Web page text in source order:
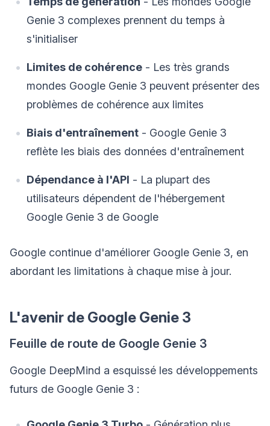
Genie 3 complexes prennent du temps à
s'initialiser
Limites de cohérence - Les très grands
mondes Google Genie 3 peuvent présenter des
problèmes de cohérence aux limites
Biais d'entraînement - Google Genie 3
reflète les biais des données d'entraînement
Dépendance à l'API - La plupart des
utilisateurs dépendent de l'hébergement
Google Genie 3 de Google
Google continue d'améliorer Google Genie 3, en
abordant les limitations à chaque mise à jour.
L'avenir de Google Genie 3
Feuille de route de Google Genie 3
Google DeepMind a esquissé les développements
futurs de Google Genie 3 :